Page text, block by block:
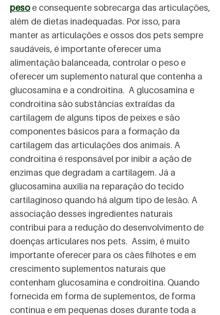
pesoe consequente sobrecarga das articulações,
além de dietas inadequadas. Por isso, para
manter as articulações e ossos dos pets sempre
saudáveis, é importante oferecer uma
alimentação balanceada, controlar o peso e
oferecer um suplemento natural que contenha a
glucosamina e a condroitina. A glucosamina e
condroitina são substâncias extraídas da
cartilagem de alguns tipos de peixes e são
componentes básicos para a formação da
cartilagem das articulações dos animais. A
condroitina é responsável por inibir a ação de
enzimas que degradam a cartilagem. Já a
glucosamina auxilia na reparação do tecido
cartilaginoso quando há algum tipo de lesão. A
associação desses ingredientes naturais
contribui para a redução do desenvolvimento de
doenças articulares nos pets. Assim, é muito
importante oferecer para os cães filhotes e em
crescimento suplementos naturais que
contenham glucosamina e condroitina. Quando
fornecida em forma de suplementos, de forma
contínua e em pequenas doses durante toda a